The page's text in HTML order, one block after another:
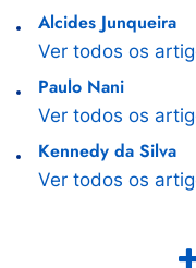
Alcides Junqueira
Ver todos os
Paulo Nani
Ver todos os
Kennedy da Silva
Ver todos os